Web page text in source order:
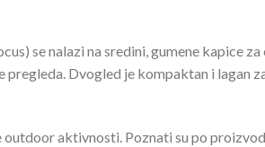
se nalazi na sredini, gumene kapice za
Dvogled je kompaktan i lagan
aktivnosti. Poznati su po